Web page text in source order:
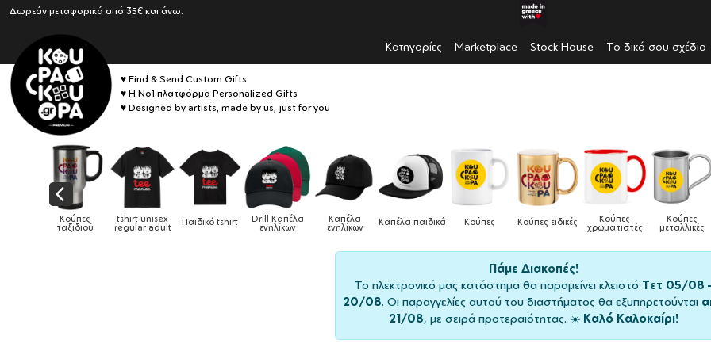
Δωρεάν μεταφορικά από 35€ και άνω.
Κατηγορίες Marketplace Stock House Το δικό σου σχέδιο
♥ Find & Send Custom Gifts
♥ Η No1 πλατφόρμα Personalized Gifts
♥ Designed by artists, made by us, just for you
Κούπες
ταξιδιού
tshirt unisex
regular adult Παιδικό tshirt Drill Καπέλα
ενηλίκων
Καπέλα
ενηλίκων Καπέλα παιδικά Κούπες Κούπες ειδικές Κούπες
χρωματιστές
Κούπες
μεταλλικές
Πάμε Διακοπές!
Το ηλεκτρονικό μας κατάστημα θα παραμείνει κλειστό Τετ 05/08
20/08. Οι παραγγελίες αυτού του διαστήματος θα εξυπηρετούνται
21/08, με σειρά προτεραιότητας. ☀️ Καλό Καλοκαίρι!